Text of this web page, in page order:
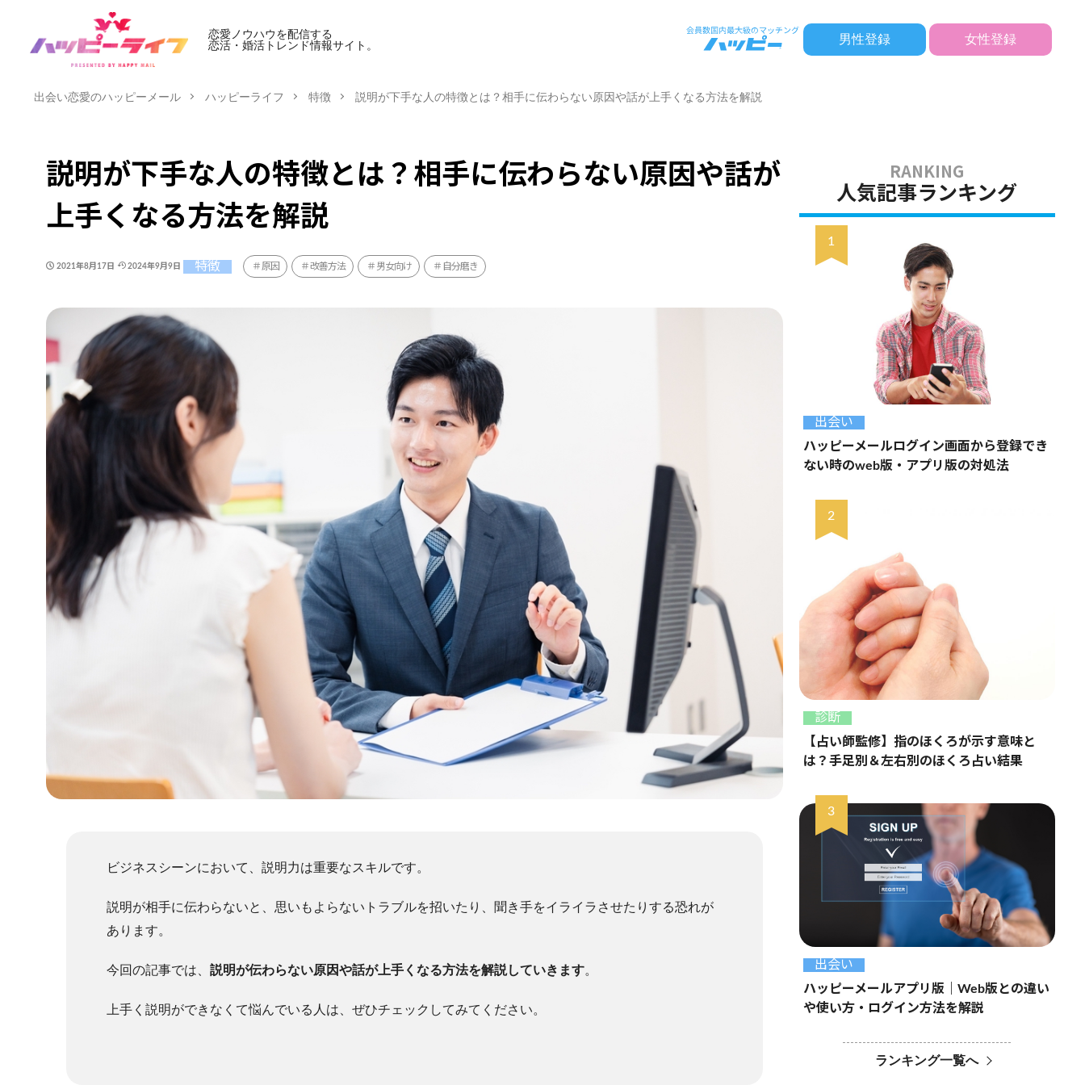
恋愛ノウハウを配信する
恋活・婚活トレンド情報サイト。
男性登録 女性登録
出会い恋愛のハッピーメール ハッピーライフ 特徴 説明が下手な人の特徴とは？相手に伝わらない原因や話が上手くなる方法を解説
説明が下手な人の特徴とは？相手に伝わらない原因や話が
上手くなる方法を解説
2021年8月17日 2024年9月9日 特徴 原因 改善方法 男女向け 自分磨き
ビジネスシーンにおいて、説明力は重要なスキルです。
説明が相手に伝わらないと、思いもよらないトラブルを招いたり、聞き手をイライラさせたりする恐れが
あります。
今回の記事では、 説明が伝わらない原因や話が上手くなる方法を解説していきます。
上手く説明ができなくて悩んでいる人は、ぜひチェックしてみてください。
人気記事ランキング
出会い
ハッピーメールログイン画面から登録でき
ない時のweb版・アプリ版の対処法
診断
【占い師監修】指のほくろが示す意味と
は？手足別＆左右別のほくろ占い結果
出会い
ハッピーメールアプリ版｜Web版との違い
や使い方・ログイン方法を解説
ランキング一覧へ